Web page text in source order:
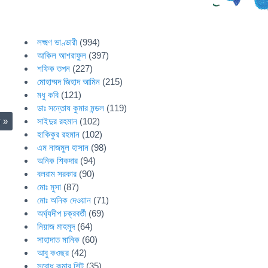
»
লক্ষ্মণ ভাণ্ডারী (994)
আকিল আশরাফুল (397)
শফিক তপন (227)
মোহাম্মদ জিহাদ আমিন (215)
মধু কবি (121)
ডাঃ সন্তোষ কুমার মন্ডল (119)
সাইদুর রহমান (102)
হাকিকুর রহমান (102)
এম নাজমুল হাসান (98)
অনিক শিকদার (94)
বলরাম সরকার (90)
মোঃ মুসা (87)
মোঃ অনিক দেওয়ান (71)
অর্ঘ্যদীপ চক্রবর্তী (69)
নিয়াজ মাহমুদ(64)
সাহাদাত মানিক (60)
আবু কওছর (42)
সুবোধ কুমার শিট (35)